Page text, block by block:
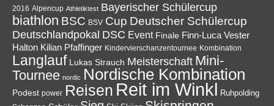
2016 Alpencup Athletiktest Bayerischer Schülercup
biathlon BSC BSV Cup Deutscher Schülercup
Deutschlandpokal DSC Event Finale Finn-Luca Vester
Halton Kilian Pfaffinger Kindervierschanzentournee Kombination
Langlauf Lukas Strauch Meisterschaft Mini-
Tournee nordic Nordische Kombination
Podest power Reisen Reit im Winkl Ruhpolding